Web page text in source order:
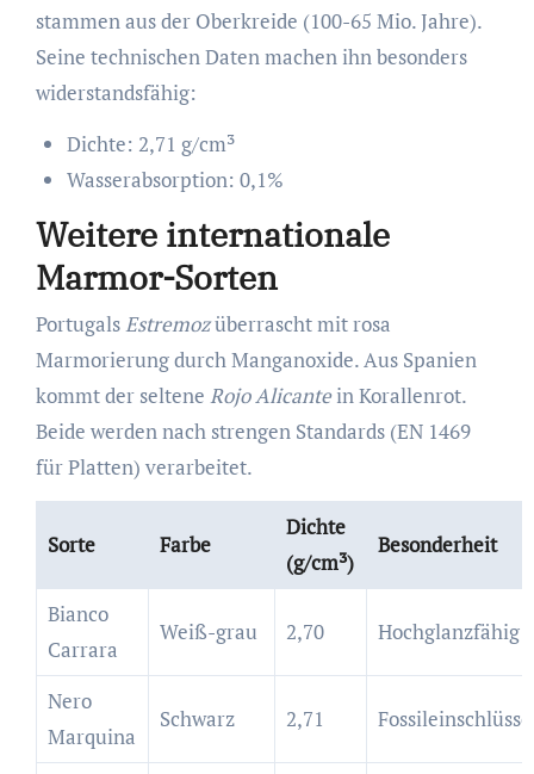
stammen aus der Oberkreide (100-65 Mio. Jahre).
Seine technischen Daten machen ihn besonders
widerstandsfähig:
Dichte: 2,71 g/cm³
Wasserabsorption: 0,1%
Weitere internationale
Marmor-Sorten
PortugalsEstremozüberrascht mit rosa
Marmorierung durch Manganoxide. Aus Spanien
kommt der seltene Rojo Alicantein Korallenrot.
Beide werden nach strengen Standards (EN 1469
für Platten) verarbeitet.
Sorte Farbe
Dichte
(g/cm³)
Besonderheit
Bianco
Carrara
Weiß-grau 2,70 Hochglanzfähig
Nero
Marquina
Schwarz 2,71 Fossileinschlüsse